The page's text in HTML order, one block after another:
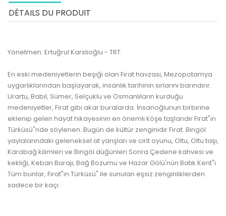
DÉTAILS DU PRODUIT
Yönetmen: Ertuğrul Karslıoğlu - TRT.
En eski medeniyetlerin beşiği olan Fırat havzası, Mezopotamya
uygarlıklarından başlayarak, insanlık tarihinin sırlarını barındırır.
Urartu, Babil, Sümer, Selçuklu ve Osmanlıların kurduğu
medeniyetler, Fırat gibi akar buralarda. İnsanoğlunun birbirine
eklenip gelen hayat hikayesinin en önemli köşe taşlarıdır Fırat"ın
Türküsü"nde söylenen. Bugün de kültür zenginidir Fırat. Bingöl
yaylalarındaki geleneksel at yarışları ve cirit oyunu, Oltu, Oltu taşı,
Karabağ kilimleri ve Bingöl düğünleri Sonra Çedene kahvesi ve
kekliği, Keban Barajı, Bağ Bozumu ve Hazar Gölü'nün Batık Kent"i
Tüm bunlar, Fırat"ın Türküsü" ile sunulan eşsiz zenginliklerden
sadece bir kaçı.